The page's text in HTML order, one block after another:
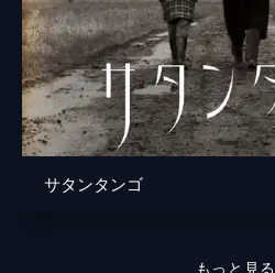
サタンタンゴ
もっと見る